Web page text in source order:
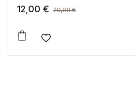
12,00 € 20,00€
Add to wishlist